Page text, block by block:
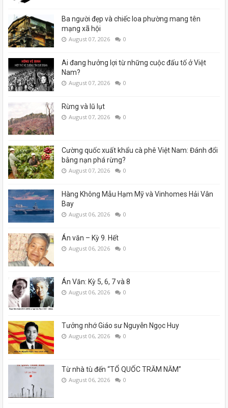
Ba người đẹp và chiếc loa phường mang tên
mạng xã hội
August 07, 2026 0
Ai đang hưởng lợi từ những cuộc đấu tố ở Việt
Nam?
August 07, 2026 0
Rừng và lũ lụt
August 07, 2026 0
Cường quốc xuất khẩu cà phê Việt Nam: Đánh đổi
bằng nạn phá rừng?
August 07, 2026 0
Hàng Không Mẫu Hạm Mỹ và Vinhomes Hải Vân
Bay
August 06, 2026 0
Án văn – Kỳ 9. Hết
August 06, 2026 0
Án Văn: Kỳ 5, 6, 7 và 8
August 06, 2026 0
Tưởng nhớ Giáo sư Nguyễn Ngọc Huy
August 06, 2026 0
Từ nhà tù đến “TỔ QUỐC TRĂM NĂM”
August 06, 2026 0